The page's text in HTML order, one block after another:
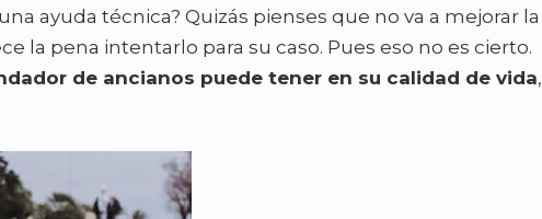
ayuda técnica? Quizás pienses que no va a mejorar la
la pena intentarlo para su caso. Pues eso no es cierto.
de ancianos puede tener en su calidad de vida,